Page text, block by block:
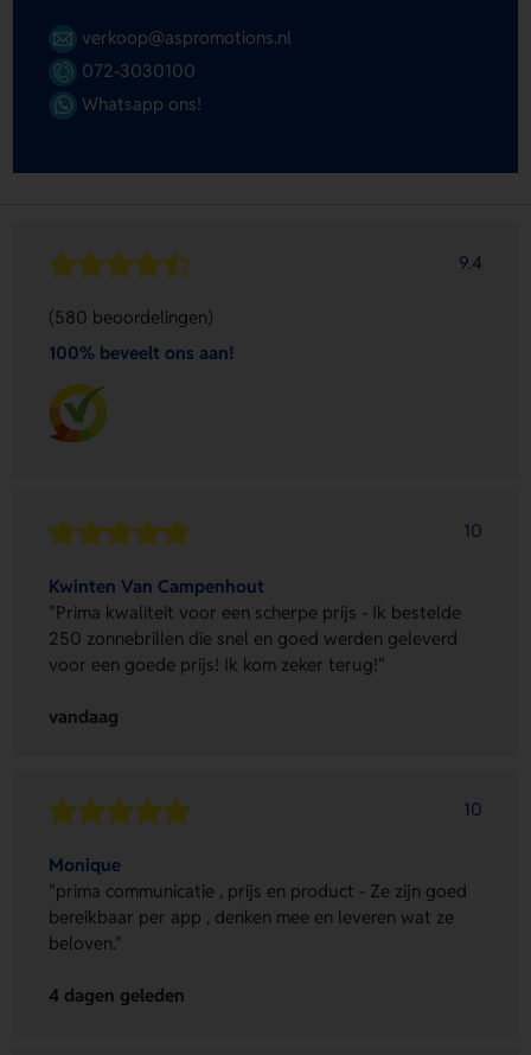
verkoop@aspromotions.nl
072-3030100
Whatsapp ons!
9.4
(580 beoordelingen)
100% beveelt ons aan!
10
Kwinten Van Campenhout
"Prima kwaliteit voor een scherpe prijs - Ik bestelde
250 zonnebrillen die snel en goed werden geleverd
voor een goede prijs! Ik kom zeker terug!"
vandaag
10
Monique
"prima communicatie , prijs en product - Ze zijn goed
bereikbaar per app , denken mee en leveren wat ze
beloven."
4 dagen geleden